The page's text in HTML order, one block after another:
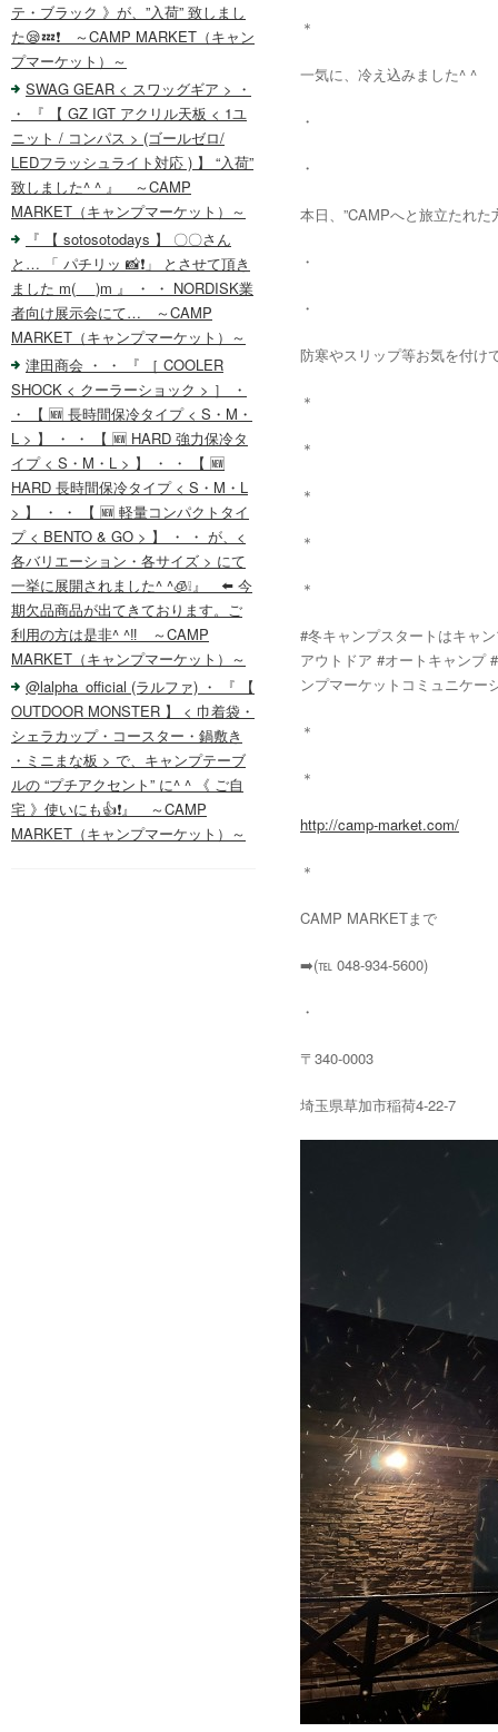
＊
一気に、冷え込みました^ ^
・
・
本日、”CAMPへと旅立たれ
・
・
防寒やスリップ等お気を付
＊
＊
＊
＊
＊
#冬キャンプスタートはキャ
アウトドア #オートキャンプ
ンプマーケットコミュニケ
＊
＊
http://camp-market.com/
＊
CAMP MARKETまで
➡️(℡ 048-934-5600)
・
〒340-0003
埼玉県草加市稲荷4-22-7
テ・ブラック 》が、”入荷” 致しまし
た😪💤❗️ ～CAMP MARKET（キャン
プマーケット）～
SWAG GEAR < スワッグギア > ・
・ 『 【 GZ IGT アクリル天板 < 1ユ
ニット / コンパス > (ゴールゼロ/
LEDフラッシュライト対応 ) 】 “入荷”
致しました^ ^ 』 ～CAMP
MARKET（キャンプマーケット）～
『 【 sotosotodays 】 〇〇さん
と… 「 パチリッ 📸❗️」 とさせて頂き
ました m(_ _)m 』 ・ ・ NORDISK業
者向け展示会にて… ～CAMP
MARKET（キャンプマーケット）～
津田商会 ・ ・ 『 ［ COOLER
SHOCK < クーラーショック > ］ ・
・ 【 🆕 長時間保冷タイプ < S・M・
L > 】 ・ ・ 【 🆕 HARD 強力保冷タ
イプ < S・M・L > 】 ・ ・ 【 🆕
HARD 長時間保冷タイプ < S・M・L
> 】 ・ ・ 【 🆕 軽量コンパクトタイ
プ < BENTO & GO > 】 ・ ・ が、<
各バリエーション・各サイズ > にて
一挙に展開されました^ ^🧊❕』 ⬅️ 今
期欠品商品が出てきております。ご
利用の方は是非^ ^‼️ ～CAMP
MARKET（キャンプマーケット）～
@lalpha_official (ラルファ) ・ 『 【
OUTDOOR MONSTER 】 < 巾着袋・
シェラカップ・コースター・鍋敷き
・ミニまな板 > で、キャンプテーブ
ルの “プチアクセント” に^ ^ 《 ご自
宅 》使いにも👍❗️』 ～CAMP
MARKET（キャンプマーケット）～